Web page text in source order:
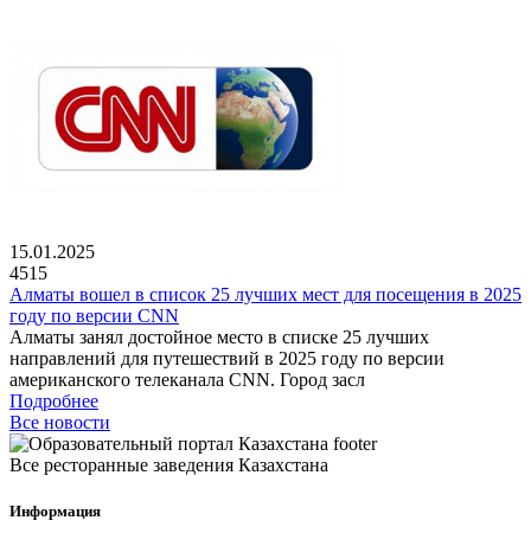
15.01.2025
4515
Алматы вошел в список 25 лучших мест для посещения в 2025
году по версии CNN
Алматы занял достойное место в списке 25 лучших
направлений для путешествий в 2025 году по версии
американского телеканала CNN. Город засл
Подробнее
Все новости
Все ресторанные заведения Казахстана
Информация